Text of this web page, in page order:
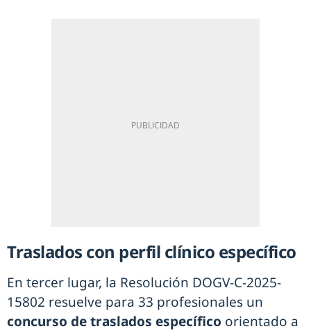
Traslados con perfil clínico específico
En tercer lugar, la Resolución DOGV-C-2025-
15802 resuelve para 33 profesionales un
concurso de traslados específico orientado a